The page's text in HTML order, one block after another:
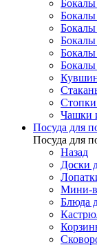
Бокалы
Бокалы
Бокалы
Бокалы
Чашки
Посуда для
Посуда для
Назад
Доски
Мини-
Блюда